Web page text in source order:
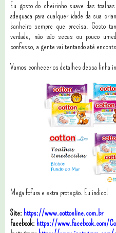
Eu gosto do cheirinho suave das
adequada para qualquer idade da sua
banheiro sempre que precisa. Gosto
verdade, não são secas ou pouco
confesso, a gente vai tentando até
Vamos conhecer os detalhes dessa linha
Mega fofura e extra proteção. Eu indico!
Site: https://www.cottonline.com.br
Facebook: https://www.facebook.com/